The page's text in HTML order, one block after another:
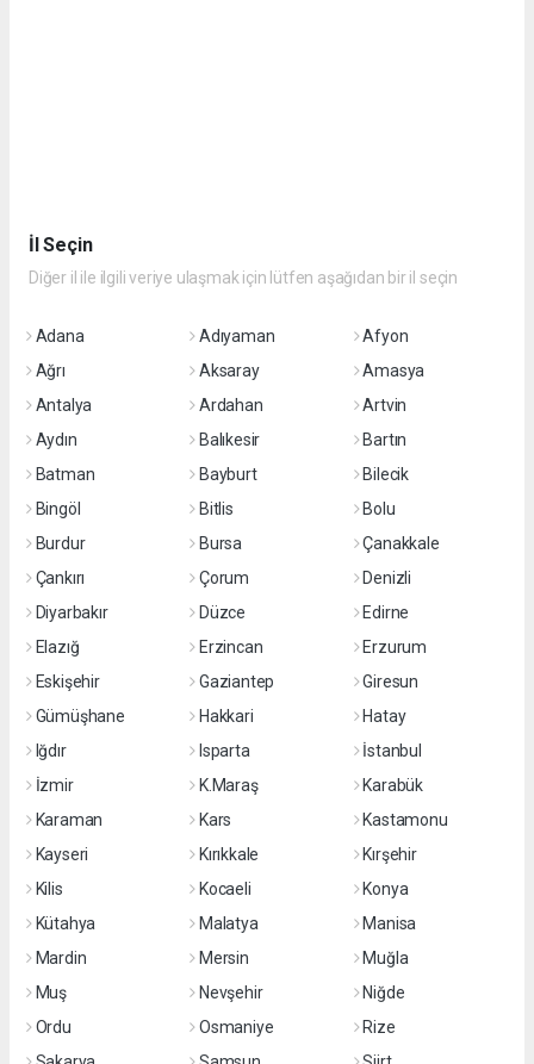
İl Seçin
Diğer il ile ilgili veriye ulaşmak için lütfen aşağıdan bir il seçin
Adana Adıyaman
Afyon
Ağrı
Aksaray
Amasya
Antalya
Ardahan
Artvin
Aydın
Balıkesir
Bartın
Batman
Bayburt
Bilecik
Bingöl
Bitlis
Bolu
Burdur
Bursa
Çanakkale
Çankırı
Çorum
Denizli
Diyarbakır
Düzce
Edirne
Elazığ
Erzincan
Erzurum
Eskişehir
Gaziantep
Giresun
Gümüşhane
Hakkari
Hatay
Iğdır
Isparta
İstanbul
İzmir
K.Maraş
Karabük
Karaman
Kars
Kastamonu
Kayseri
Kırıkkale
Kırşehir
Kilis
Kocaeli
Konya
Kütahya
Malatya
Manisa
Mardin
Mersin
Muğla
Muş
Nevşehir
Niğde
Ordu
Osmaniye
Rize